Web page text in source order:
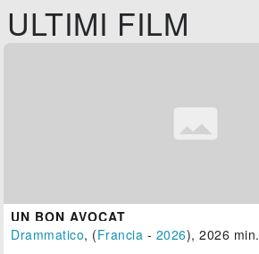
ULTIMI FILM
UN BON AVOCAT
Drammatico, (Francia - 2026), 2026 min.